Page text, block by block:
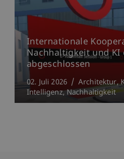
Internationale
Nachhaltigkeit und KI
abgeschlossen
02. Juli 2026 Architektur
Intelligenz Nachhaltigkeit